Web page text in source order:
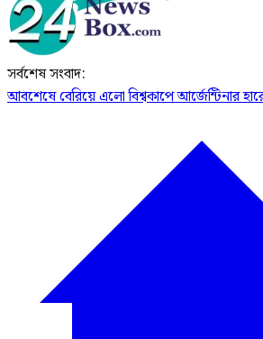
সর্বশেষ সংবাদ:
আবশেষে বেরিয়ে এলো বিশ্বকাপে আর্জেন্টিনার